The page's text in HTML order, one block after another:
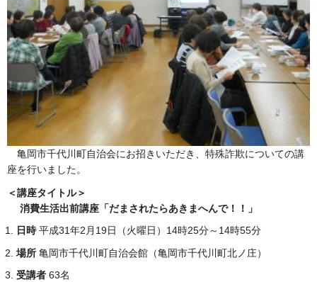
亀岡市千代川町自治会にお招きいただき、特殊詐欺についての講
座を行いました。
＜講座タイトル＞
消費生活出前講座「だまされたらあきまへんで！！」
日時平成31年2月19日（火曜日）14時25分～14時55分
場所 亀岡市千代川町自治会館（亀岡市千代川町北ノ庄）
受講者 63名